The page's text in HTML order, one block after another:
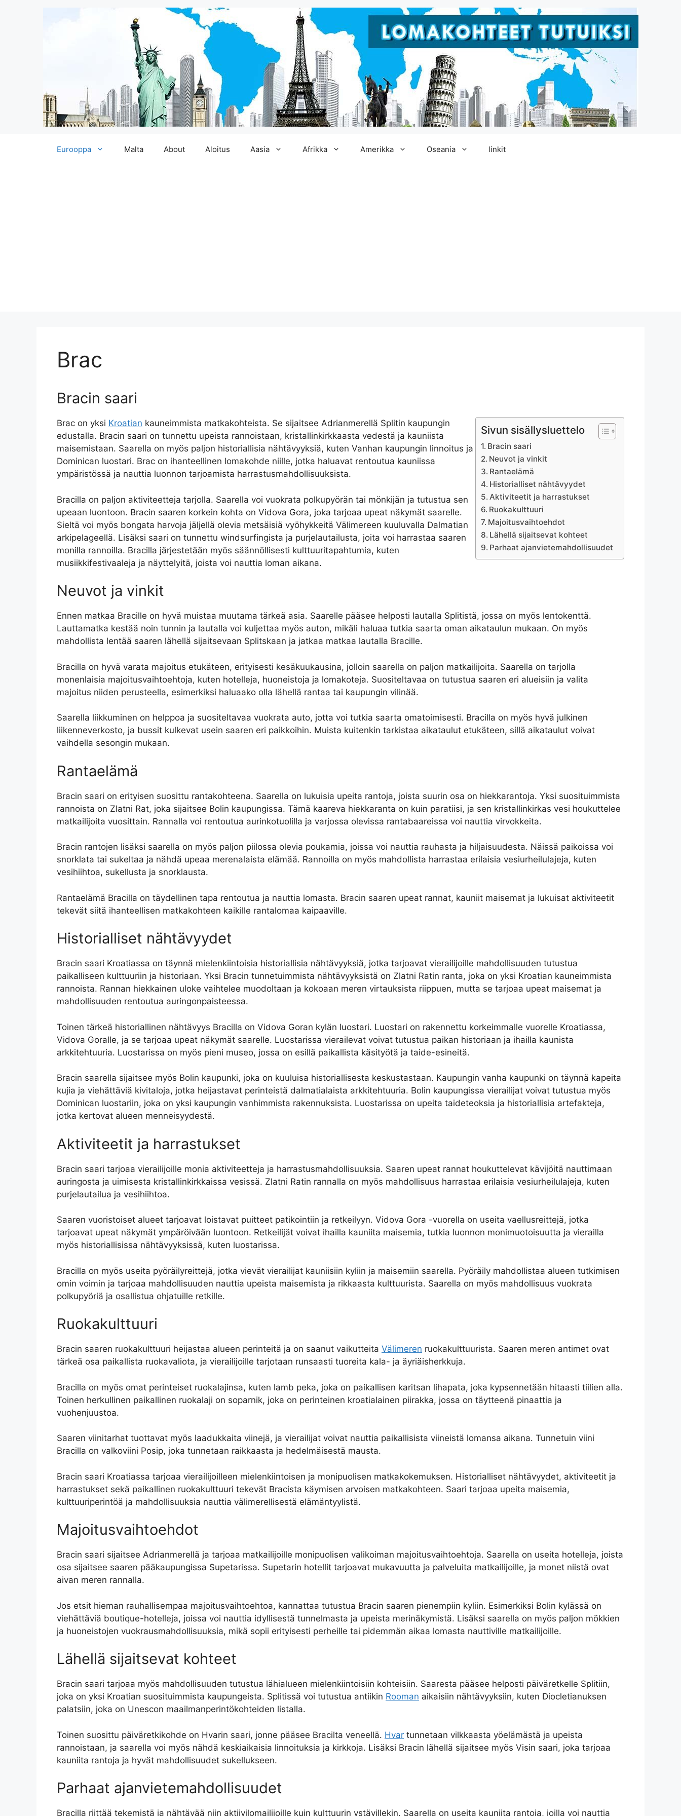
Eurooppa Malta About Aloitus Aasia Afrikka Amerikka Oseania linkit
Brac
Bracin saari
Sivun sisällysluettelo
Bracin saari
Neuvot ja vinkit
Rantaelämä
Historialliset nähtävyydet
Aktiviteetit ja harrastukset
Ruokakulttuuri
Majoitusvaihtoehdot
Lähellä sijaitsevat kohteet
Parhaat ajanvietemahdollisuudet
Brac on yksi Kroatian kauneimmista matkakohteista. Se sijaitsee Adrianmerellä Splitin kaupungin
edustalla. Bracin saari on tunnettu upeista rannoistaan, kristallinkirkkaasta vedestä ja kauniista
maisemistaan. Saarella on myös paljon historiallisia nähtävyyksiä, kuten Vanhan kaupungin linnoitus ja
Dominican luostari. Brac on ihanteellinen lomakohde niille, jotka haluavat rentoutua kauniissa
ympäristössä ja nauttia luonnon tarjoamista harrastusmahdollisuuksista.
Bracilla on paljon aktiviteetteja tarjolla. Saarella voi vuokrata polkupyörän tai mönkijän ja tutustua sen
upeaan luontoon. Bracin saaren korkein kohta on Vidova Gora, joka tarjoaa upeat näkymät saarelle.
Sieltä voi myös bongata harvoja jäljellä olevia metsäisiä vyöhykkeitä Välimereen kuuluvalla Dalmatian
arkipelageellä. Lisäksi saari on tunnettu windsurfingista ja purjelautailusta, joita voi harrastaa saaren
monilla rannoilla. Bracilla järjestetään myös säännöllisesti kulttuuritapahtumia, kuten
musiikkifestivaaleja ja näyttelyitä, joista voi nauttia loman aikana.
Neuvot ja vinkit
Ennen matkaa Bracille on hyvä muistaa muutama tärkeä asia. Saarelle pääsee helposti lautalla Splitistä, jossa on myös lentokenttä.
Lauttamatka kestää noin tunnin ja lautalla voi kuljettaa myös auton, mikäli haluaa tutkia saarta oman aikataulun mukaan. On myös
mahdollista lentää saaren lähellä sijaitsevaan Splitskaan ja jatkaa matkaa lautalla Bracille.
Bracilla on hyvä varata majoitus etukäteen, erityisesti kesäkuukausina, jolloin saarella on paljon matkailijoita. Saarella on tarjolla
monenlaisia majoitusvaihtoehtoja, kuten hotelleja, huoneistoja ja lomakoteja. Suositeltavaa on tutustua saaren eri alueisiin ja valita
majoitus niiden perusteella, esimerkiksi haluaako olla lähellä rantaa tai kaupungin vilinää.
Saarella liikkuminen on helppoa ja suositeltavaa vuokrata auto, jotta voi tutkia saarta omatoimisesti. Bracilla on myös hyvä julkinen
liikenneverkosto, ja bussit kulkevat usein saaren eri paikkoihin. Muista kuitenkin tarkistaa aikataulut etukäteen, sillä aikataulut voivat
vaihdella sesongin mukaan.
Rantaelämä
Bracin saari on erityisen suosittu rantakohteena. Saarella on lukuisia upeita rantoja, joista suurin osa on hiekkarantoja. Yksi suosituimmista
rannoista on Zlatni Rat, joka sijaitsee Bolin kaupungissa. Tämä kaareva hiekkaranta on kuin paratiisi, ja sen kristallinkirkas vesi houkuttelee
matkailijoita vuosittain. Rannalla voi rentoutua aurinkotuolilla ja varjossa olevissa rantabaareissa voi nauttia virvokkeita.
Bracin rantojen lisäksi saarella on myös paljon piilossa olevia poukamia, joissa voi nauttia rauhasta ja hiljaisuudesta. Näissä paikoissa voi
snorklata tai sukeltaa ja nähdä upeaa merenalaista elämää. Rannoilla on myös mahdollista harrastaa erilaisia vesiurheilulajeja, kuten
vesihiihtoa, sukellusta ja snorklausta.
Rantaelämä Bracilla on täydellinen tapa rentoutua ja nauttia lomasta. Bracin saaren upeat rannat, kauniit maisemat ja lukuisat aktiviteetit
tekevät siitä ihanteellisen matkakohteen kaikille rantalomaa kaipaaville.
Historialliset nähtävyydet
Bracin saari Kroatiassa on täynnä mielenkiintoisia historiallisia nähtävyyksiä, jotka tarjoavat vierailijoille mahdollisuuden tutustua
paikalliseen kulttuuriin ja historiaan. Yksi Bracin tunnetuimmista nähtävyyksistä on Zlatni Ratin ranta, joka on yksi Kroatian kauneimmista
rannoista. Rannan hiekkainen uloke vaihtelee muodoltaan ja kokoaan meren virtauksista riippuen, mutta se tarjoaa upeat maisemat ja
mahdollisuuden rentoutua auringonpaisteessa.
Toinen tärkeä historiallinen nähtävyys Bracilla on Vidova Goran kylän luostari. Luostari on rakennettu korkeimmalle vuorelle Kroatiassa,
Vidova Goralle, ja se tarjoaa upeat näkymät saarelle. Luostarissa vierailevat voivat tutustua paikan historiaan ja ihailla kaunista
arkkitehtuuria. Luostarissa on myös pieni museo, jossa on esillä paikallista käsityötä ja taide-esineitä.
Bracin saarella sijaitsee myös Bolin kaupunki, joka on kuuluisa historiallisesta keskustastaan. Kaupungin vanha kaupunki on täynnä kapeita
kujia ja viehättäviä kivitaloja, jotka heijastavat perinteistä dalmatialaista arkkitehtuuria. Bolin kaupungissa vierailijat voivat tutustua myös
Dominican luostariin, joka on yksi kaupungin vanhimmista rakennuksista. Luostarissa on upeita taideteoksia ja historiallisia artefakteja,
jotka kertovat alueen menneisyydestä.
Aktiviteetit ja harrastukset
Bracin saari tarjoaa vierailijoille monia aktiviteetteja ja harrastusmahdollisuuksia. Saaren upeat rannat houkuttelevat kävijöitä nauttimaan
auringosta ja uimisesta kristallinkirkkaissa vesissä. Zlatni Ratin rannalla on myös mahdollisuus harrastaa erilaisia ​​vesiurheilulajeja, kuten
purjelautailua ja vesihiihtoa.
Saaren vuoristoiset alueet tarjoavat loistavat puitteet patikointiin ja retkeilyyn. Vidova Gora -vuorella on useita vaellusreittejä, jotka
tarjoavat upeat näkymät ympäröivään luontoon. Retkeilijät voivat ihailla kauniita maisemia, tutkia luonnon monimuotoisuutta ja vierailla
myös historiallisissa nähtävyyksissä, kuten luostarissa.
Bracilla on myös useita pyöräilyreittejä, jotka vievät vierailijat kauniisiin kyliin ja maisemiin saarella. Pyöräily mahdollistaa alueen tutkimisen
omin voimin ja tarjoaa mahdollisuuden nauttia upeista maisemista ja rikkaasta kulttuurista. Saarella on myös mahdollisuus vuokrata
polkupyöriä ja osallistua ohjatuille retkille.
Ruokakulttuuri
Bracin saaren ruokakulttuuri heijastaa alueen perinteitä ja on saanut vaikutteita Välimeren ruokakulttuurista. Saaren meren antimet ovat
tärkeä osa paikallista ruokavaliota, ja vierailijoille tarjotaan runsaasti tuoreita kala- ja äyriäisherkkuja.
Bracilla on myös omat perinteiset ruokalajinsa, kuten lamb peka, joka on paikallisen karitsan lihapata, joka kypsennetään hitaasti tiilien alla.
Toinen herkullinen paikallinen ruokalaji on soparnik, joka on perinteinen kroatialainen piirakka, jossa on täytteenä pinaattia ja
vuohenjuustoa.
Saaren viinitarhat tuottavat myös laadukkaita viinejä, ja vierailijat voivat nauttia paikallisista viineistä lomansa aikana. Tunnetuin viini
Bracilla on valkoviini Posip, joka tunnetaan raikkaasta ja hedelmäisestä mausta.
Bracin saari Kroatiassa tarjoaa vierailijoilleen mielenkiintoisen ja monipuolisen matkakokemuksen. Historialliset nähtävyydet, aktiviteetit ja
harrastukset sekä paikallinen ruokakulttuuri tekevät Bracista käymisen arvoisen matkakohteen. Saari tarjoaa upeita maisemia,
kulttuuriperintöä ja mahdollisuuksia nauttia välimerellisestä elämäntyylistä.
Majoitusvaihtoehdot
Bracin saari sijaitsee Adrianmerellä ja tarjoaa matkailijoille monipuolisen valikoiman majoitusvaihtoehtoja. Saarella on useita hotelleja, joista
osa sijaitsee saaren pääkaupungissa Supetarissa. Supetarin hotellit tarjoavat mukavuutta ja palveluita matkailijoille, ja monet niistä ovat
aivan meren rannalla.
Jos etsit hieman rauhallisempaa majoitusvaihtoehtoa, kannattaa tutustua Bracin saaren pienempiin kyliin. Esimerkiksi Bolin kylässä on
viehättäviä boutique-hotelleja, joissa voi nauttia idyllisestä tunnelmasta ja upeista merinäkymistä. Lisäksi saarella on myös paljon mökkien
ja huoneistojen vuokrausmahdollisuuksia, mikä sopii erityisesti perheille tai pidemmän aikaa lomasta nauttiville matkailijoille.
Lähellä sijaitsevat kohteet
Bracin saari tarjoaa myös mahdollisuuden tutustua lähialueen mielenkiintoisiin kohteisiin. Saaresta pääsee helposti päiväretkelle Splitiin,
joka on yksi Kroatian suosituimmista kaupungeista. Splitissä voi tutustua antiikin Rooman aikaisiin nähtävyyksiin, kuten Diocletianuksen
palatsiin, joka on Unescon maailmanperintökohteiden listalla.
Toinen suosittu päiväretkikohde on Hvarin saari, jonne pääsee Bracilta veneellä. Hvar tunnetaan vilkkaasta yöelämästä ja upeista
rannoistaan, ja saarella voi myös nähdä keskiaikaisia linnoituksia ja kirkkoja. Lisäksi Bracin lähellä sijaitsee myös Visin saari, joka tarjoaa
kauniita rantoja ja hyvät mahdollisuudet sukellukseen.
Parhaat ajanvietemahdollisuudet
Bracilla riittää tekemistä ja nähtävää niin aktiivilomailijoille kuin kulttuurin ystävillekin. Saarella on useita kauniita rantoja, joilla voi nauttia